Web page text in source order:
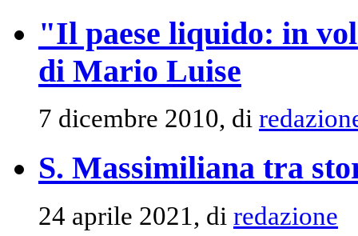
"Il paese liquido: in
di Mario Luise
7 dicembre 2010, di
S. Massimiliana tra
24 aprile 2021, di redazione